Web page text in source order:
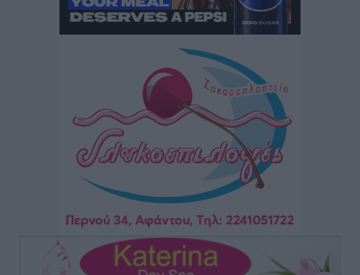
Ρόδος: «Βουλιάζει» από τουρίστες – Πάνω από 1 εκατ.
επιβάτες και 55 κρουαζιερόπλοια
Γ’ Εθνική Κατηγορία: Οι ημερομηνίες των
αγωνιστικών της κανονικής περιόδου
πριν 13 ώρες
Συνελήφθησαν δύο άτομα στην Κάρπαθο για άγρα
Τοπικές Ειδήσεις• πριν 13 ώρες
Χωρίς υποχρεωτική παρουσία μικρών στη 12άδα